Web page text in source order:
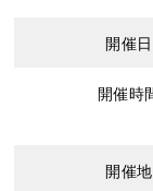
開催日
開催時
開催地